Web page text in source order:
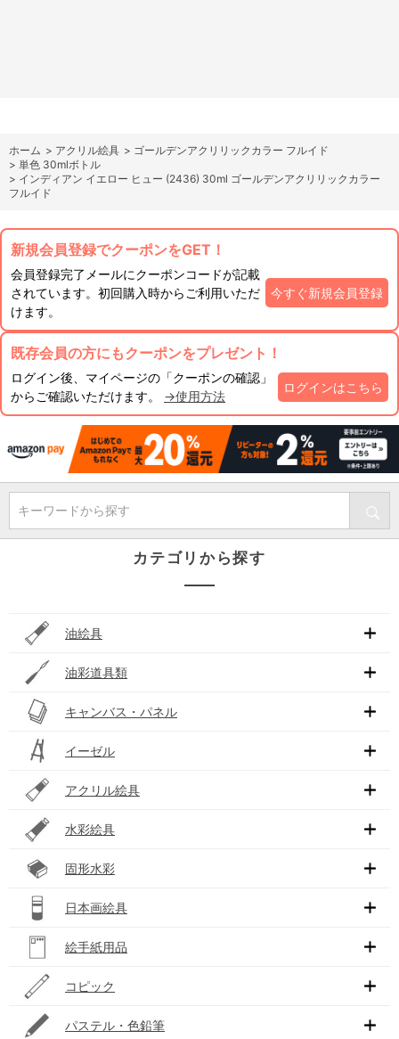
ホーム > アクリル絵具 > ゴールデンアクリリックカラー フルイド
> 単色 30mlボトル
> インディアン イエロー ヒュー (2436) 30ml ゴールデンアクリリックカラー
フルイド
新規会員登録でクーポンをGET！
会員登録完了メールにクーポンコードが記載
されています。初回購入時からご利用いただ
けます。
今すぐ新規会員登録
既存会員の方にもクーポンをプレゼント！
ログイン後、マイページの「クーポンの確認」
からご確認いただけます。 →使用方法
ログインはこちら
キーワードから探す
カテゴリから探す
油絵具
油彩道具類
キャンバス・パネル
イーゼル
アクリル絵具
水彩絵具
固形水彩
日本画絵具
絵手紙用品
コピック
パステル・色鉛筆